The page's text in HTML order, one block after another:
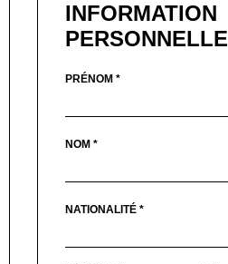
INFORMATION
PERSONNELLE
PRÉNOM *
NOM *
NATIONALITÉ *